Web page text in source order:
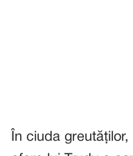
În ciuda